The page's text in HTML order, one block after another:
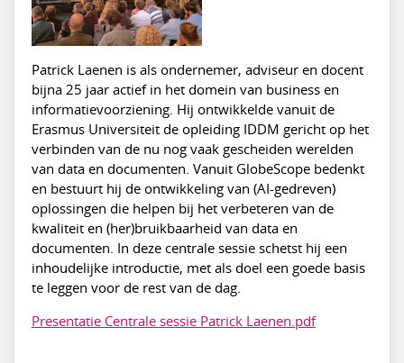
Patrick Laenen is als ondernemer, adviseur en docent
bijna 25 jaar actief in het domein van business en
informatievoorziening. Hij ontwikkelde vanuit de
Erasmus Universiteit de opleiding IDDM gericht op het
verbinden van de nu nog vaak gescheiden werelden
van data en documenten. Vanuit GlobeScope bedenkt
en bestuurt hij de ontwikkeling van (AI-gedreven)
oplossingen die helpen bij het verbeteren van de
kwaliteit en (her)bruikbaarheid van data en
documenten. In deze centrale sessie schetst hij een
inhoudelijke introductie, met als doel een goede basis
te leggen voor de rest van de dag.
Presentatie Centrale sessie Patrick Laenen.pdf